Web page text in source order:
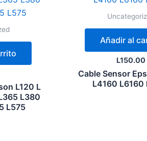
L120 L
L380
L575
Añadir al
L150.00
Cable Sensor
L4160 L6160